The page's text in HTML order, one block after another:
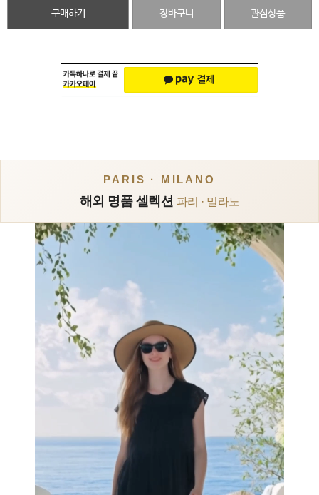
구매하기 장바구니 관심상품
PARIS · MILANO
해외 명품 셀렉션 파리 · 밀라노